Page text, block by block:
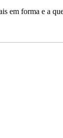
forma e a